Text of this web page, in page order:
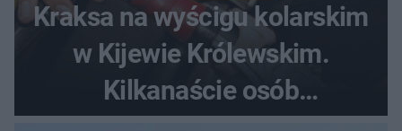
Kraksa na wyścigu kolarskim
w Kijewie Królewskim.
Kilkanaście osób